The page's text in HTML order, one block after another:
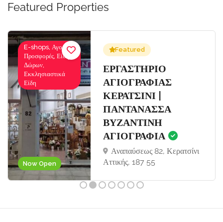
Featured Properties
Now Open
E-shops, Αγορές-
Προσφορές, Είδη
Δώρων,
Εκκλησιαστικά
Είδη
Featured
ΕΡΓΑΣΤΗΡΙΟ
ΑΓΙΟΓΡΑΦΙΑΣ
ΚΕΡΑΤΣΙΝΙ |
ΠΑΝΤΑΝΑΣΣΑ
ΒΥΖΑΝΤΙΝΗ
ΑΓΙΟΓΡΑΦΙΑ
Αναπαύσεως 82, Κερατσίνι
Αττικής, 187 55